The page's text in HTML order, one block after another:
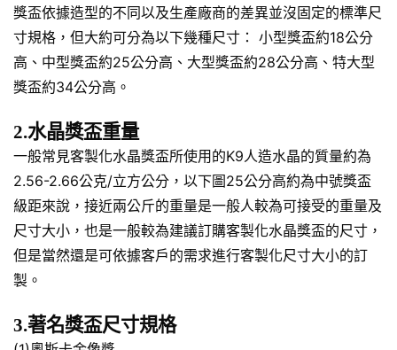
獎盃依據造型的不同以及生產廠商的差異並沒固定的標準尺
寸規格，但大約可分為以下幾種尺寸： 小型獎盃約18公分
高、中型獎盃約25公分高、大型獎盃約28公分高、特大型
獎盃約34公分高。
2.水晶獎盃重量
一般常見客製化水晶獎盃所使用的K9人造水晶的質量約為
2.56-2.66公克/立方公分，以下圖25公分高約為中號獎盃
級距來說，接近兩公斤的重量是一般人較為可接受的重量及
尺寸大小，也是一般較為建議訂購客製化水晶獎盃的尺寸，
但是當然還是可依據客戶的需求進行客製化尺寸大小的訂
製。
3.著名獎盃尺寸規格